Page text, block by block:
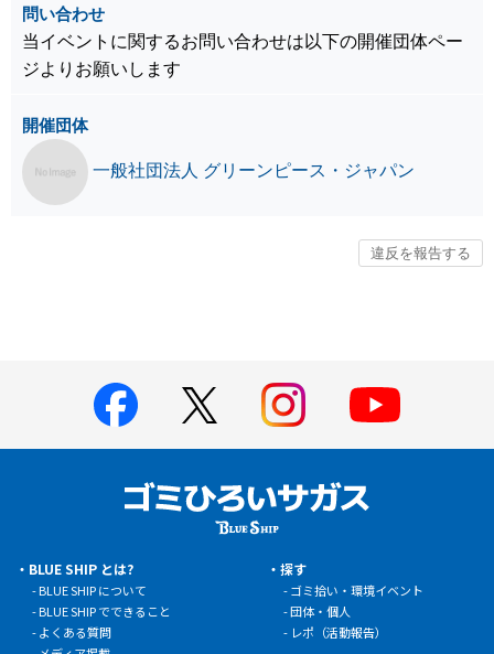
問い合わせ
当イベントに関するお問い合わせは以下の開催団体ペー
ジよりお願いします
開催団体
一般社団法人 グリーンピース・ジャパン
BLUE SHIP とは?
BLUE SHIP について
BLUE SHIP でできること
よくある質問
探す
ゴミ拾い・環境イベント
団体・個人
レポ（活動報告）